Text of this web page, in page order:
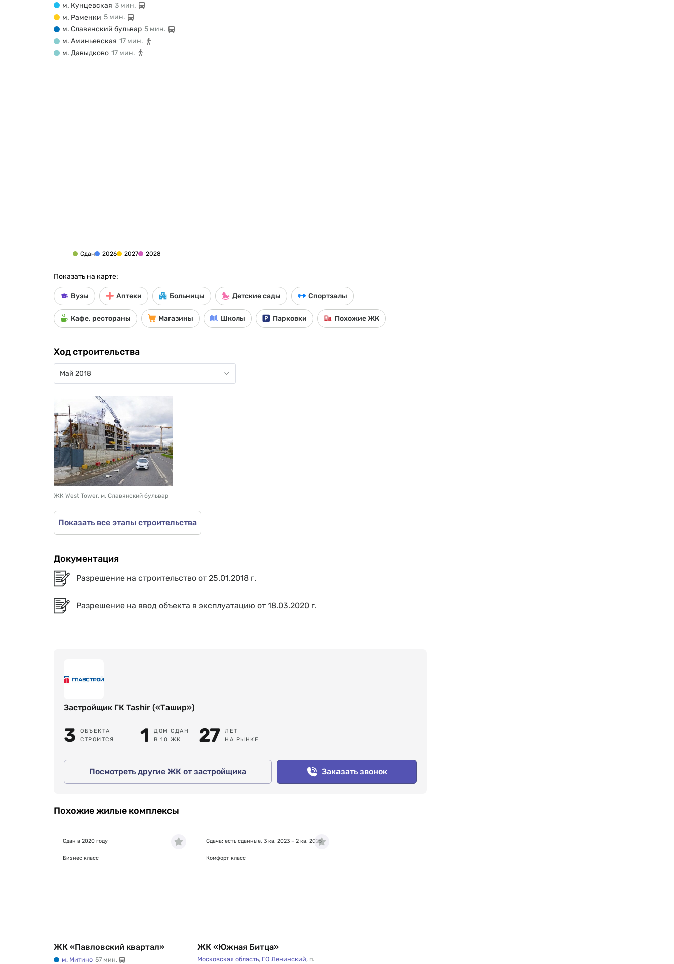
м. Кунцевская 3 мин.
м. Раменки 5 мин.
м. Славянский бульвар 5 мин.
м. Аминьевская 17 мин.
м. Давыдково 17 мин.
Сдан 2026 2027 2028
Показать на карте:
Вузы Аптеки Больницы Детские сады Спортзалы
Кафе, рестораны Магазины Школы Парковки Похожие ЖК
Ход строительства
ЖК West Tower, м. Славянский бульвар
Показать все этапы строительства
Документация
Разрешение на строительство от 25.01.2018 г.
Разрешение на ввод объекта в эксплуатацию от 18.03.2020 г.
Застройщик ГК Tashir («Ташир»)
3
ОБЪЕКТА
СТРОИТСЯ
1
ДОМ СДАН
В 10 ЖК
27
ЛЕТ
НА РЫНКЕ
Посмотреть другие ЖК от застройщика Заказать звонок
Похожие жилые комплексы
ЖК «Павловский квартал»
м. Митино 57 мин.
Сдан в 2020 году
Бизнес класс
ЖК «Южная Битца»
Московская область, ГО Ленинский, п.
Сдача: есть сданные, 3 кв. 2023 – 2 кв. 2025
Комфорт класс